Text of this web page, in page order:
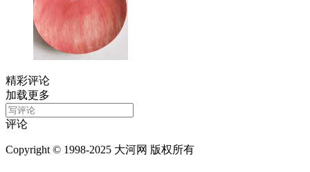
精彩评论
加载更多
评论
Copyright © 1998-2025 大河网 版权所有